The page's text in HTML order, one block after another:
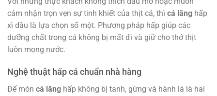
cảm nhận trọn vẹn sự tinh khiết của thịt cá, thì cá lăng hấp
xì dầu là lựa chọn số một. Phương pháp hấp giúp các
dưỡng chất trong cá không bị mất đi và giữ cho thớ thịt
luôn mọng nước.
Nghệ thuật hấp cá chuẩn nhà hàng
Để món cá lăng hấp không bị tanh, gừng và hành lá là hai